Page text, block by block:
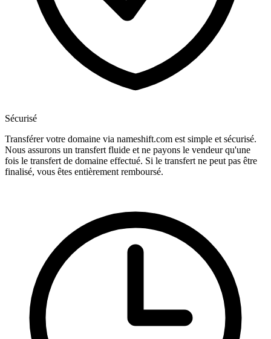
Sécurisé
Transférer votre domaine via nameshift.com est simple et sécurisé.
Nous assurons un transfert fluide et ne payons le vendeur qu'une
fois le transfert de domaine effectué. Si le transfert ne peut pas être
finalisé, vous êtes entièrement remboursé.